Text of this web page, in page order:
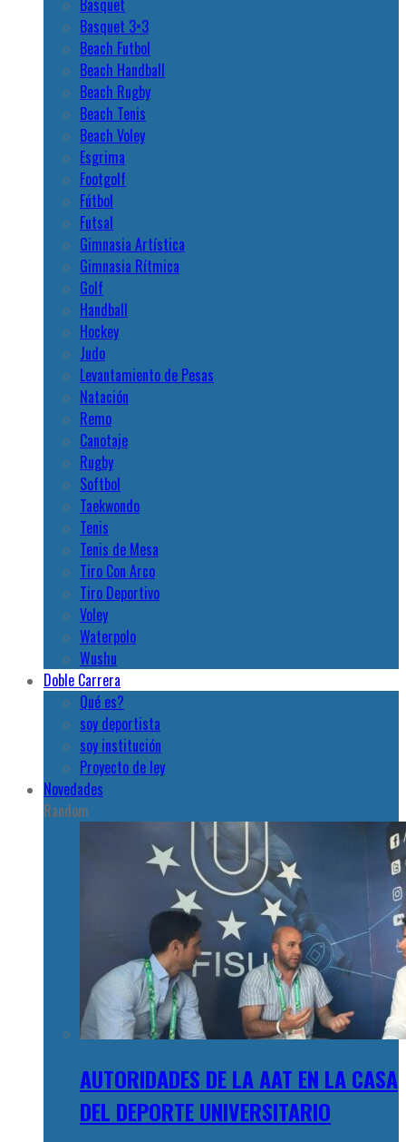
Basquet
Basquet 3×3
Beach Futbol
Beach Handball
Beach Rugby
Beach Tenis
Beach Voley
Esgrima
Footgolf
Fútbol
Futsal
Gimnasia Artística
Gimnasia Rítmica
Golf
Handball
Hockey
Judo
Levantamiento de Pesas
Natación
Remo
Canotaje
Rugby
Softbol
Taekwondo
Tenis
Tenis de Mesa
Tiro Con Arco
Tiro Deportivo
Voley
Waterpolo
Wushu
Doble Carrera
Qué es?
soy deportista
soy institución
Proyecto de ley
Novedades
Random
AUTORIDADES DE LA AAT EN LA CASA
DEL DEPORTE UNIVERSITARIO